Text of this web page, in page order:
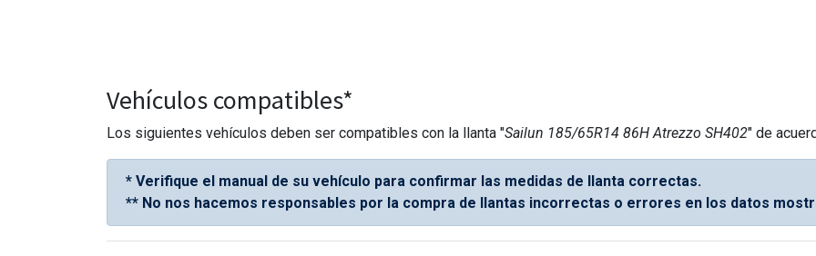
Vehículos compatibles*
Los siguientes vehículos deben ser compatibles con la llanta "Sailun 185/65R14 86H Atrezzo SH402" de
* Verifique el manual de su vehículo para confirmar las medidas de llanta correctas.
** No nos hacemos responsables por la compra de llantas incorrectas o errores en los datos